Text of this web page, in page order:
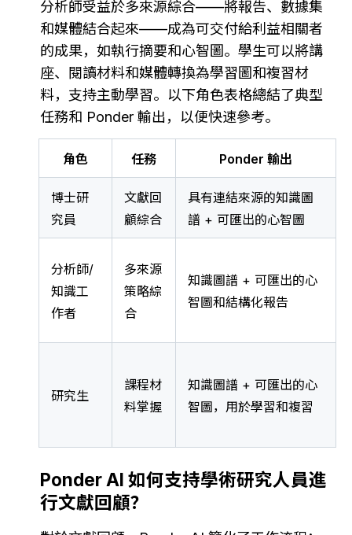
分析師受益於多來源綜合——將報告、數據集
和媒體結合起來——成為可交付給利益相關者
的成果，如執行摘要和心智圖。學生可以將講
座、閱讀材料和媒體轉換為學習圖和複習材
料，支持主動學習。以下角色表格總結了典型
任務和 Ponder 輸出，以便快速參考。
角色 任務 Ponder 輸出
博士研
究員
文獻回
顧綜合
具有連結來源的知識圖
譜 + 可匯出的心智圖
分析師/
知識工
作者
多來源
策略綜
合
知識圖譜 + 可匯出的心
智圖和結構化報告
研究生
課程材
料掌握
知識圖譜 + 可匯出的心
智圖，用於學習和複習
Ponder AI 如何支持學術研究人員進
行文獻回顧？